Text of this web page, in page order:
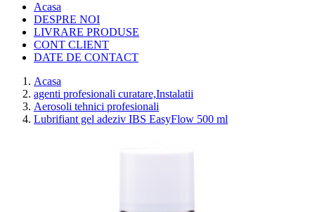
Acasa
DESPRE NOI
LIVRARE PRODUSE
CONT CLIENT
DATE DE CONTACT
Acasa
agenti profesionali curatare,Instalatii
Aerosoli tehnici profesionali
Lubrifiant gel adeziv IBS EasyFlow 500 ml